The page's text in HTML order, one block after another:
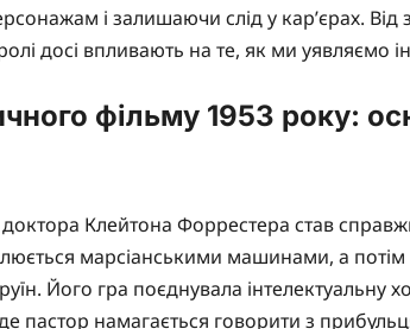
і залишаючи слід у кар’єрах. Від
досі впливають на те, як ми уявляємо
фільму 1953 року:
Клейтона Форрестера став
марсіанськими машинами, а
Його гра поєднувала інтелектуальну
пастор намагається говорити з